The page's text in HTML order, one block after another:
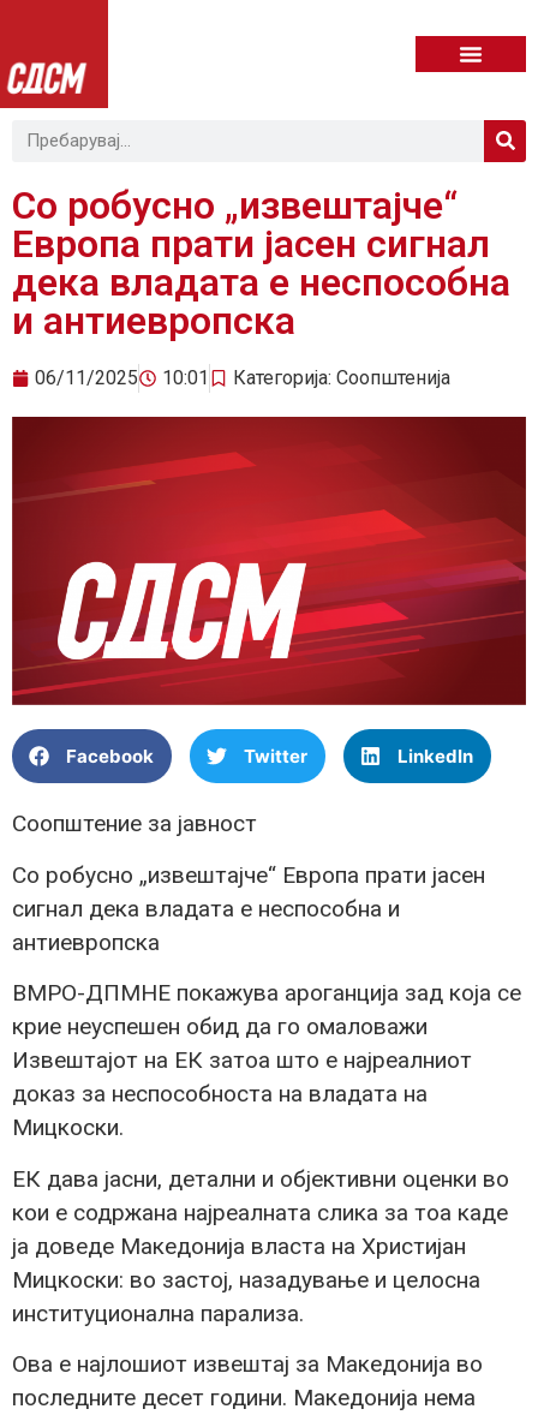
Со робусно „извештајче“
Европа прати јасен сигнал
дека владата е неспособна
и антиевропска
06/11/2025 10:01 Категорија: Соопштенија
Facebook Twitter LinkedIn
Соопштение за јавност
Со робусно „извештајче“ Европа прати јасен
сигнал дека владата е неспособна и
антиевропска
ВМРО-ДПМНЕ покажува ароганција зад која се
крие неуспешен обид да го омаловажи
Извештајот на ЕК затоа што е најреалниот
доказ за неспособноста на владата на
Мицкоски.
ЕК дава јасни, детални и објективни оценки во
кои е содржана најреалната слика за тоа каде
ја доведе Македонија власта на Христијан
Мицкоски: во застој, назадување и целосна
институционална парализа.
Ова е најлошиот извештај за Македонија во
последните десет години. Македонија нема